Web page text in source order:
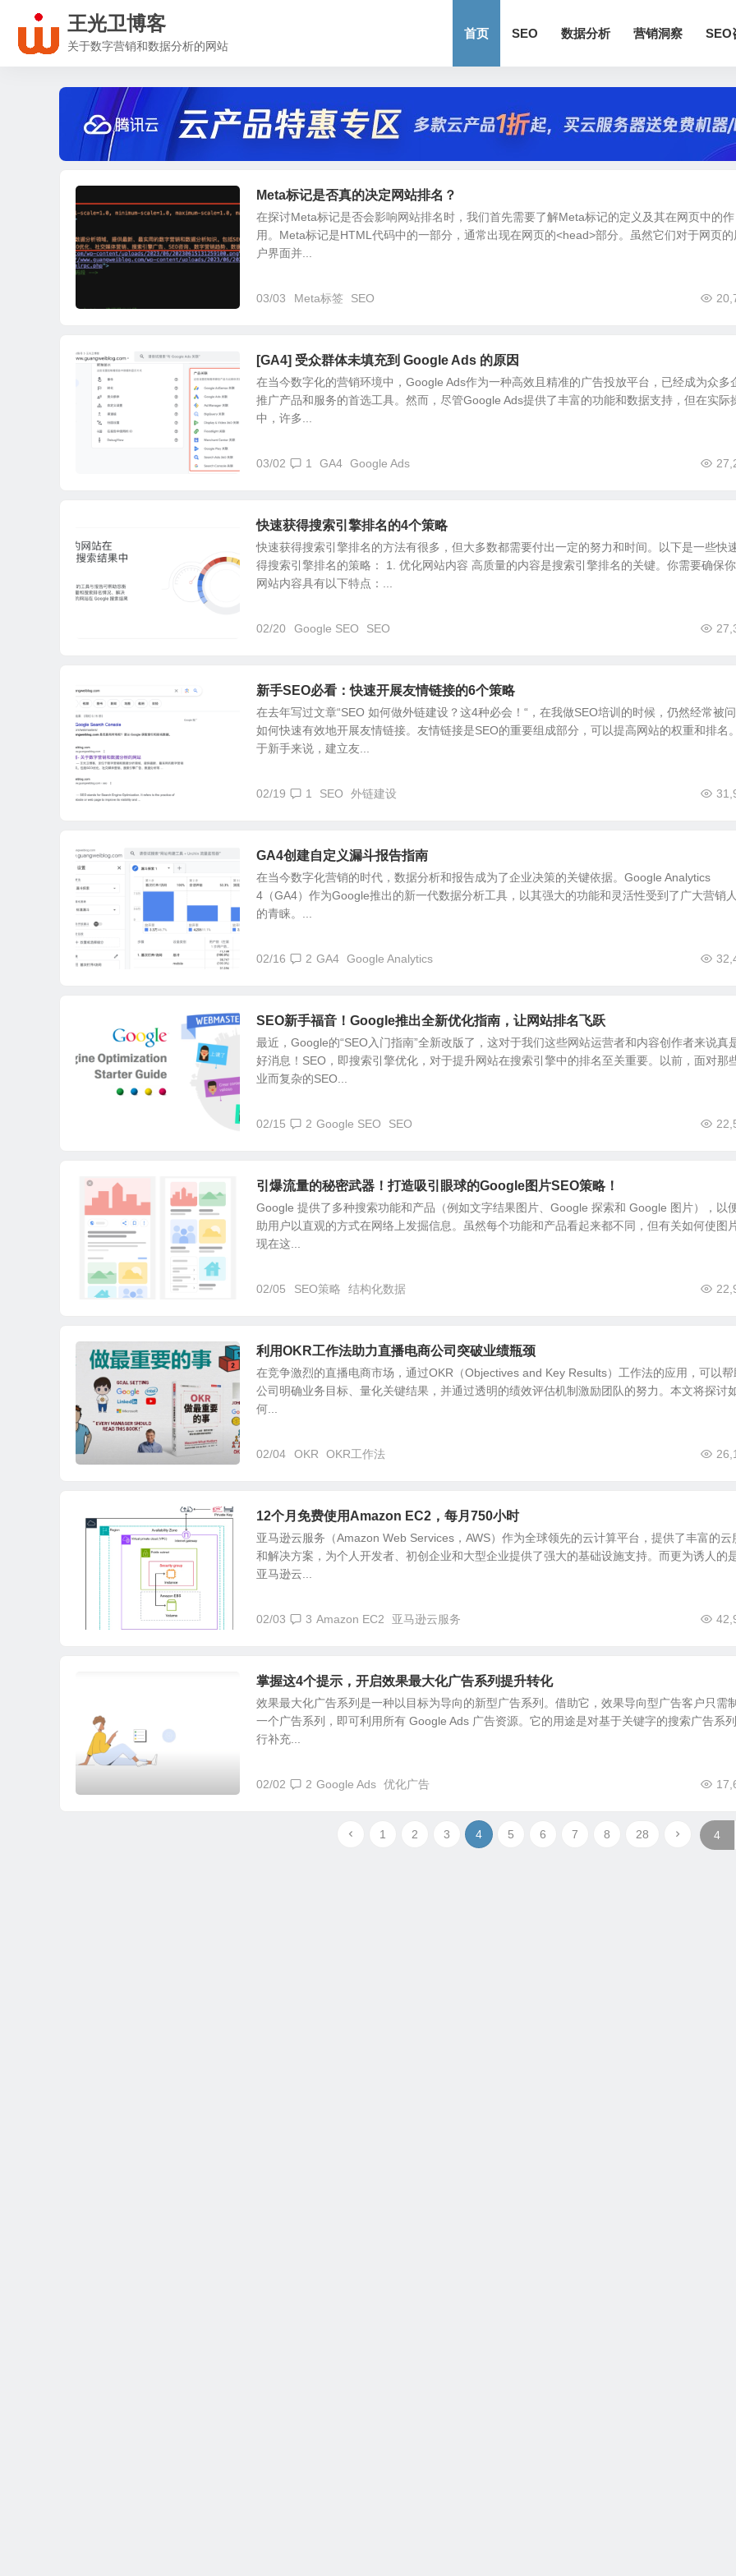
王光卫博客
关于数字营销和数据分析的网站
首页 SEO 数据分析 营销洞察 SEO
Meta标记是否真的决定网站排名？
在探讨Meta标记是否会影响网站排名时，我们首先需要了解Meta标记的定义及其在网页中的作
用。Meta标记是HTML代码中的一部分，通常出现在网页的<head>部分。虽然它们对于网页的
户界面并...
03/03 Meta标签 SEO
[GA4] 受众群体未填充到 Google Ads 的原因
在当今数字化的营销环境中，Google Ads作为一种高效且精准的广告投放平台，已经成为众多
推广产品和服务的首选工具。然而，尽管Google Ads提供了丰富的功能和数据支持，但在实际
中，许多...
03/02 1 GA4 Google Ads
快速获得搜索引擎排名的4个策略
快速获得搜索引擎排名的方法有很多，但大多数都需要付出一定的努力和时间。以下是一些快
得搜索引擎排名的策略： 1. 优化网站内容 高质量的内容是搜索引擎排名的关键。你需要确保
网站内容具有以下特点：...
02/20 Google SEO SEO
新手SEO必看：快速开展友情链接的6个策略
在去年写过文章“SEO 如何做外链建设？这4种必会！“，在我做SEO培训的时候，仍然经常被
如何快速有效地开展友情链接。友情链接是SEO的重要组成部分，可以提高网站的权重和排名
于新手来说，建立友...
02/19 1 SEO 外链建设
GA4创建自定义漏斗报告指南
在当今数字化营销的时代，数据分析和报告成为了企业决策的关键依据。Google Analytics
4（GA4）作为Google推出的新一代数据分析工具，以其强大的功能和灵活性受到了广大营销
的青睐。...
02/16 2 GA4 Google Analytics
SEO新手福音！Google推出全新优化指南，让网站排名飞跃
最近，Google的“SEO入门指南”全新改版了，这对于我们这些网站运营者和内容创作者来说真
好消息！SEO，即搜索引擎优化，对于提升网站在搜索引擎中的排名至关重要。以前，面对那
业而复杂的SEO...
02/15 2 Google SEO SEO
引爆流量的秘密武器！打造吸引眼球的Google图片SEO策略！
Google 提供了多种搜索功能和产品（例如文字结果图片、Google 探索和 Google 图片），以
助用户以直观的方式在网络上发掘信息。虽然每个功能和产品看起来都不同，但有关如何使图
现在这...
02/05 SEO策略 结构化数据
利用OKR工作法助力直播电商公司突破业绩瓶颈
在竞争激烈的直播电商市场，通过OKR（Objectives and Key Results）工作法的应用，可以帮
公司明确业务目标、量化关键结果，并通过透明的绩效评估机制激励团队的努力。本文将探讨
何...
02/04 OKR OKR工作法
12个月免费使用Amazon EC2，每月750小时
亚马逊云服务（Amazon Web Services，AWS）作为全球领先的云计算平台，提供了丰富的云
和解决方案，为个人开发者、初创企业和大型企业提供了强大的基础设施支持。而更为诱人的
亚马逊云...
02/03 3 Amazon EC2 亚马逊云服务
掌握这4个提示，开启效果最大化广告系列提升转化
效果最大化广告系列是一种以目标为导向的新型广告系列。借助它，效果导向型广告客户只需
一个广告系列，即可利用所有 Google Ads 广告资源。它的用途是对基于关键字的搜索广告系
行补充...
02/02 2 Google Ads 优化广告
1 2 3 4 5 6 7 8 28